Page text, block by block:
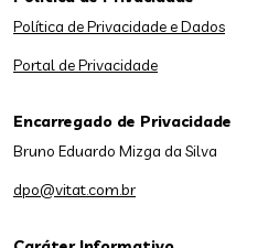
Política de Privacidade e Dados
Portal de Privacidade
Encarregado de Privacidade
Bruno Eduardo Mizga da Silva
dpo@vitat.com.br